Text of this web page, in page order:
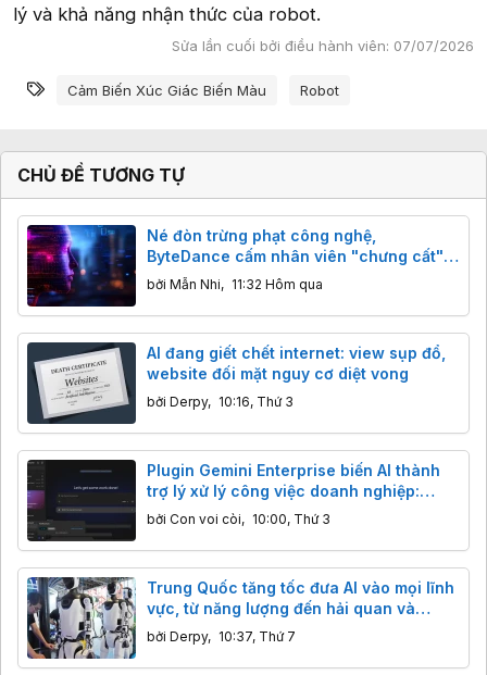
lý và khả năng nhận thức của robot.
Sửa lần cuối bởi điều hành viên: 07/07/2026
Từ khóa
Cảm Biến Xúc Giác Biến Màu Robot
CHỦ ĐỀ TƯƠNG TỰ
Né đòn trừng phạt công nghệ,
ByteDance cấm nhân viên "chưng cất"
mô hình AI Mỹ
bởi Mẫn Nhi, 11:32 Hôm qua
AI đang giết chết internet: view sụp đổ,
website đối mặt nguy cơ diệt vong
bởi Derpy, 10:16, Thứ 3
Plugin Gemini Enterprise biến AI thành
trợ lý xử lý công việc doanh nghiệp:
Thông tin bạn cần biết
bởi Con voi còi, 10:00, Thứ 3
Trung Quốc tăng tốc đưa AI vào mọi lĩnh
vực, từ năng lượng đến hải quan và
logistics
bởi Derpy, 10:37, Thứ 7